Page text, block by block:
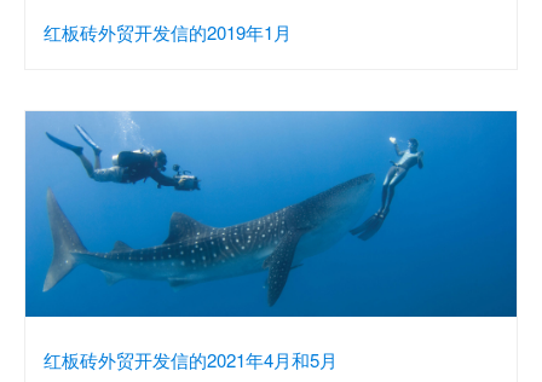
红板砖外贸开发信的2019年1月
红板砖外贸开发信的2021年4月和5月